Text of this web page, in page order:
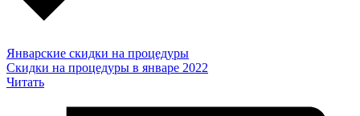
Январские скидки на процедуры
Скидки на процедуры в январе 2022
Читать